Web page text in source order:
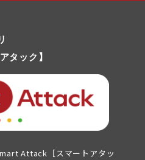
タック】
Attack［スマートアタッ